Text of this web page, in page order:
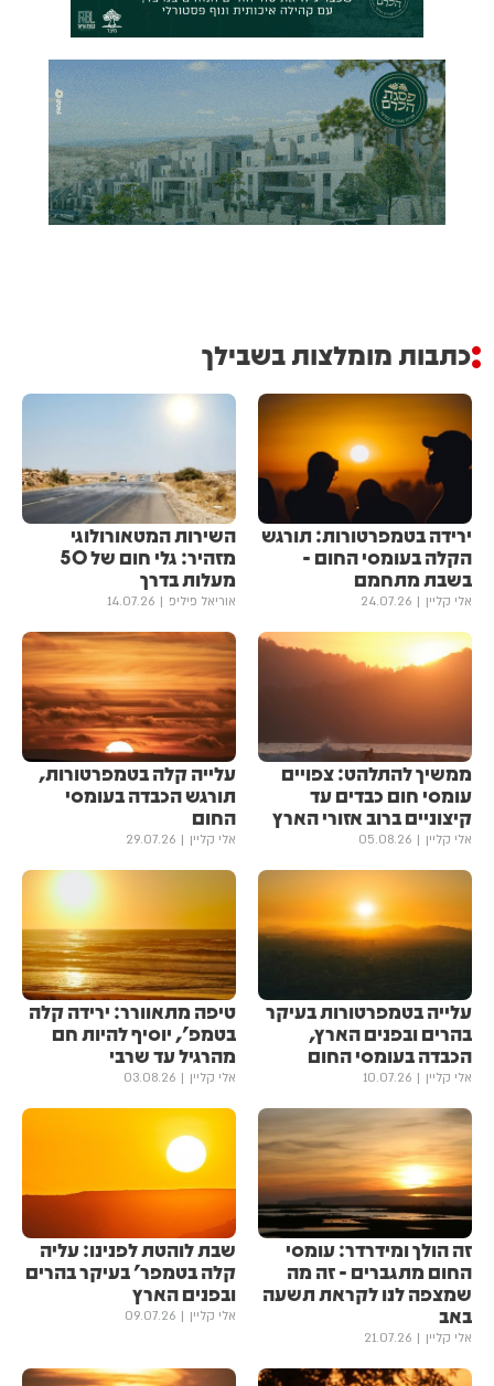
כתבות מומלצות בשבילך
ירידה בטמפרטורות: תורגש
הקלה בעומסי החום -
בשבת מתחמם
אלי קליין 24.07.26
השירות המטאורולוגי
מזהיר: גלי חום של 50
מעלות בדרך
אוריאל פיליפ 14.07.26
ממשיך להתלהט: צפויים
עומסי חום כבדים עד
קיצוניים ברוב אזורי הארץ
אלי קליין 05.08.26
עלייה קלה בטמפרטורות,
תורגש הכבדה בעומסי
החום
אלי קליין 29.07.26
עלייה בטמפרטורות בעיקר
בהרים ובפנים הארץ,
הכבדה בעומסי החום
אלי קליין 10.07.26
טיפה מתאוורר: ירידה קלה
בטמפ', יוסיף להיות חם
מהרגיל עד שרבי
אלי קליין 03.08.26
זה הולך ומידרדר: עומסי
החום מתגברים - זה מה
שמצפה לנו לקראת תשעה
באב
אלי קליין 21.07.26
שבת לוהטת לפנינו: עליה
קלה בטמפר' בעיקר בהרים
ובפנים הארץ
אלי קליין 09.07.26